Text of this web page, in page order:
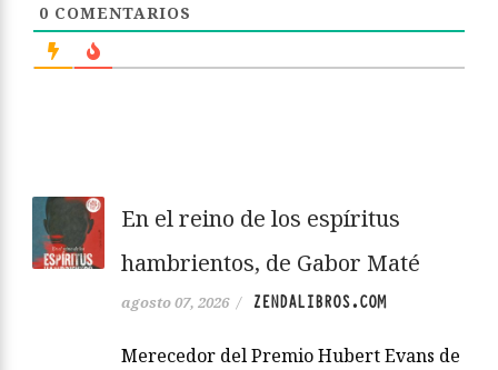
0 COMENTARIOS
En el reino de los espíritus
hambrientos, de Gabor Maté
agosto 07, 2026 / ZENDALIBROS.COM
Merecedor del Premio Hubert Evans de